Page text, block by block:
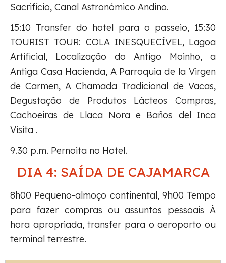
Sacrifício, Canal Astronómico Andino.
15:10 Transfer do hotel para o passeio, 15:30
TOURIST TOUR: COLA INESQUECÍVEL, Lagoa
Artificial, Localização do Antigo Moinho, a
Antiga Casa Hacienda, A Parroquia de la Virgen
de Carmen, A Chamada Tradicional de Vacas,
Degustação de Produtos Lácteos Compras,
Cachoeiras de Llaca Nora e Baños del Inca
Visita .
9.30 p.m. Pernoita no Hotel.
DIA 4: SAÍDA DE CAJAMARCA
8h00 Pequeno-almoço continental, 9h00 Tempo
para fazer compras ou assuntos pessoais À
hora apropriada, transfer para o aeroporto ou
terminal terrestre.